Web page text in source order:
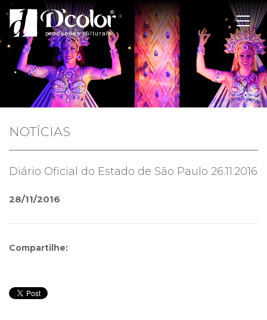
NOTÍCIAS
Diário Oficial do Estado de São Paulo 26.11.2016
28/11/2016
Compartilhe: